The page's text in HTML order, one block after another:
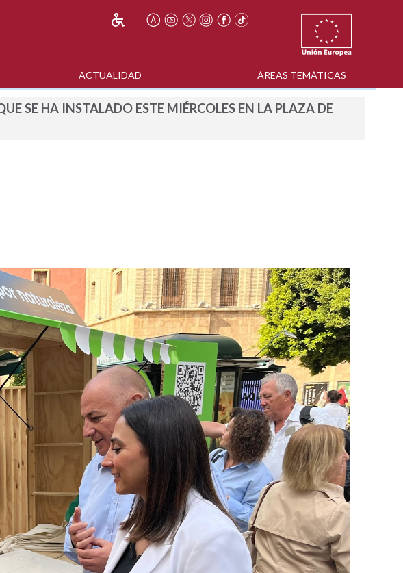
ACTUALIDAD ÁREAS TEMÁTICAS
SE HA INSTALADO ESTE MIÉRCOLES EN LA PLAZA DE